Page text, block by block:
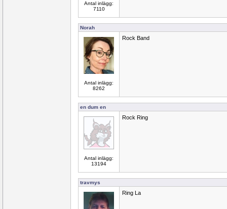
Antal inlägg:
7110
Norah
Antal inlägg:
8262
Rock Band
en dum en
Antal inlägg:
13194
Rock Ring
travmys
Ring La